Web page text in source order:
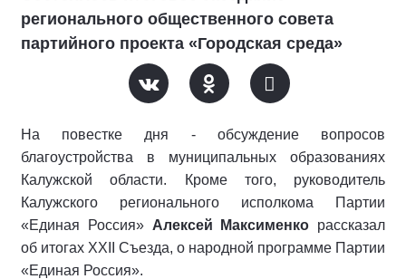
регионального общественного совета
партийного проекта «Городская среда»
На повестке дня - обсуждение вопросов
благоустройства в муниципальных образованиях
Калужской области. Кроме того, руководитель
Калужского регионального исполкома Партии
«Единая Россия»Алексей Максименко рассказал
об итогах XXII Съезда, о народной программе Партии
«Единая Россия».